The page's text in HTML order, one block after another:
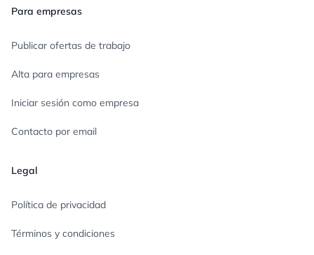
Para empresas
Publicar ofertas de trabajo
Alta para empresas
Iniciar sesión como empresa
Contacto por email
Legal
Política de privacidad
Términos y condiciones